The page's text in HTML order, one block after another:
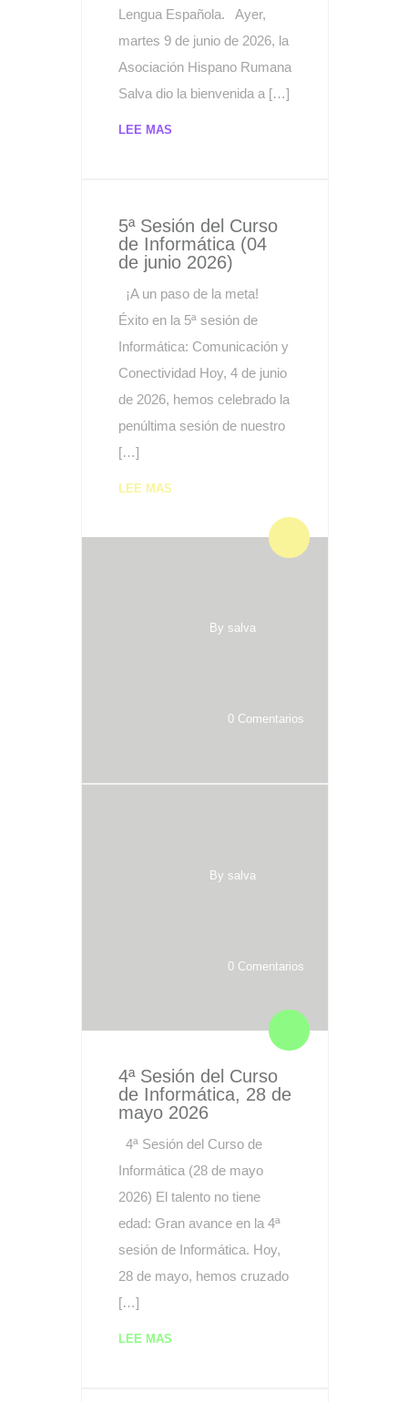
Lengua Española. Ayer,
martes 9 de junio de 2026, la
Asociación Hispano Rumana
Salva dio la bienvenida a […]
LEE MAS
5ª Sesión del Curso
de Informática (04
de junio 2026)
¡A un paso de la meta!
Éxito en la 5ª sesión de
Informática: Comunicación y
Conectividad Hoy, 4 de junio
de 2026, hemos celebrado la
penúltima sesión de nuestro
[…]
LEE MAS
By salva
0 Comentarios
By salva
0 Comentarios
4ª Sesión del Curso
de Informática, 28 de
mayo 2026
4ª Sesión del Curso de
Informática (28 de mayo
2026) El talento no tiene
edad: Gran avance en la 4ª
sesión de Informática. Hoy,
28 de mayo, hemos cruzado
[…]
LEE MAS